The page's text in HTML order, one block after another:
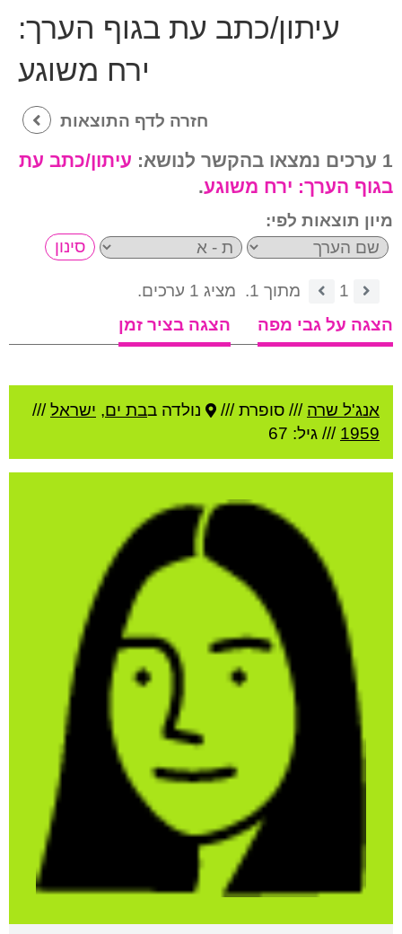
עיתון/כתב עת בגוף הערך:
ירח משוגע
חזרה לדף התוצאות
1 ערכים נמצאו בהקשר לנושא:
עיתון/כתב עת
בגוף הערך: ירח משוגע.
מיון תוצאות לפי:
1 מתוך 1.
מציג 1 ערכים.
הצגה על גבי מפה
הצגה בציר זמן
אנג'ל שרה /// סופרת /// נולדה בבת ים, ישראל///
1959 /// גיל: 67